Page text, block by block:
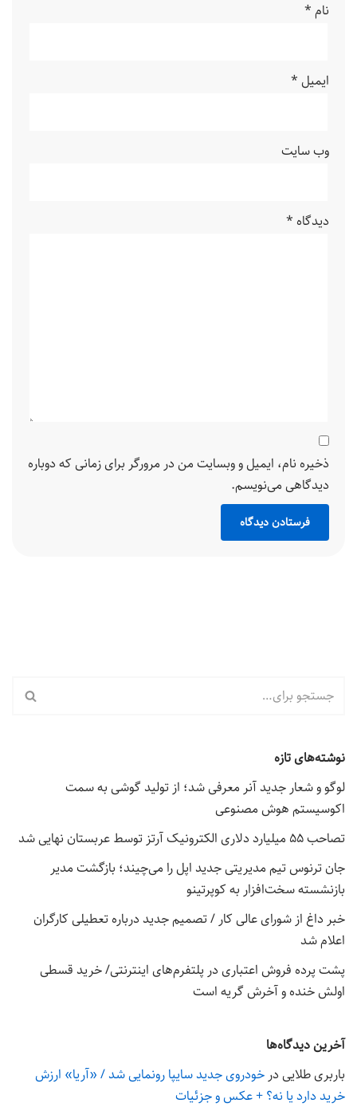
نام *
ایمیل *
وب‌ سایت
دیدگاه *
ذخیره نام، ایمیل و وبسایت من در مرورگر برای زمانی که دوباره
دیدگاهی می‌نویسم.
نوشته‌های تازه
لوگو و شعار جدید آنر معرفی شد؛ از تولید گوشی به سمت
اکوسیستم هوش مصنوعی
تصاحب ۵۵ میلیارد دلاری الکترونیک آرتز توسط عربستان نهایی شد
جان ترنوس تیم مدیریتی جدید اپل را می‌چیند؛ بازگشت مدیر
بازنشسته سخت‌افزار به کوپرتینو
خبر داغ از شورای عالی کار / تصمیم جدید درباره تعطیلی کارگران
اعلام شد
پشت پرده فروش اعتباری در پلتفرم‌های اینترنتی/ خرید قسطی
اولش خنده و آخرش گریه است
آخرین دیدگاه‌ها
باربری طلایی در خودروی جدید سایپا رونمایی شد / «آریا» ارزش
خرید دارد یا نه؟ + عکس و جزئیات